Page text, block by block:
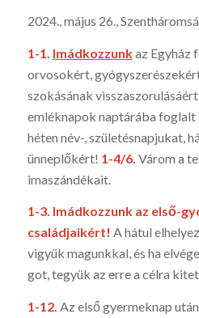
2024., május 26.,
1-1. Imádkozzunkaz Egyház
orvosokért,
szokásának
emléknapok nap­tárába fog­lalt
héten név-, születésnapjukat,
ün­neplőkért! 1-4/6. Várom a
imaszándékait.
1-3. Imádkozzunk az első-
családjaikért! A hátul
vigyük magunkkal, és ha
got, te­gyük az erre a célra
1-12. Az első gyermeknap